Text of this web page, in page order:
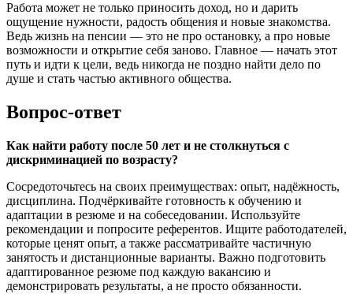
Работа может не только приносить доход, но и дарить
ощущение нужности, радость общения и новые знакомства.
Ведь жизнь на пенсии — это не про остановку, а про новые
возможности и открытие себя заново. Главное — начать этот
путь и идти к цели, ведь никогда не поздно найти дело по
душе и стать частью активного общества.
Вопрос-ответ
Как найти работу после 50 лет и не столкнуться с
дискриминацией по возрасту?
Сосредоточьтесь на своих преимуществах: опыт, надёжность,
дисциплина. Подчёркивайте готовность к обучению и
адаптации в резюме и на собеседовании. Используйте
рекомендации и попросите референтов. Ищите работодателей,
которые ценят опыт, а также рассматривайте частичную
занятость и дистанционные варианты. Важно подготовить
адаптированное резюме под каждую вакансию и
демонстрировать результаты, а не просто обязанности.